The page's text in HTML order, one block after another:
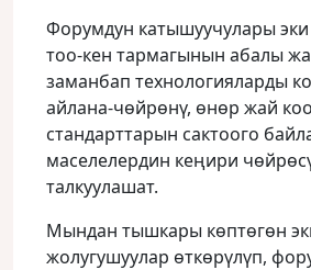
Форумдун катышуучулары
тоо-кен тармагынын абалы
заманбап технологияларды
айлана-чөйрөнү, өнөр жай
стандарттарын сактоого
маселелердин кеңири
талкуулашат.
Мындан тышкары көптөгөн
жолугушуулар өткөрүлүп,